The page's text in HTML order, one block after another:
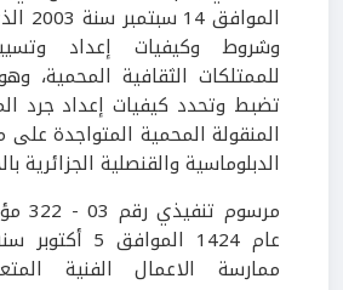
وشروط وكيفيات إعداد
للممتلكات الثقافية
تضبط وتحدد كيفيات إعداد جرد
المنقولة المحمية المتواجدة
الدبلوماسية والقنصلية الجزائرية
ممارسة الاعمال الفنية